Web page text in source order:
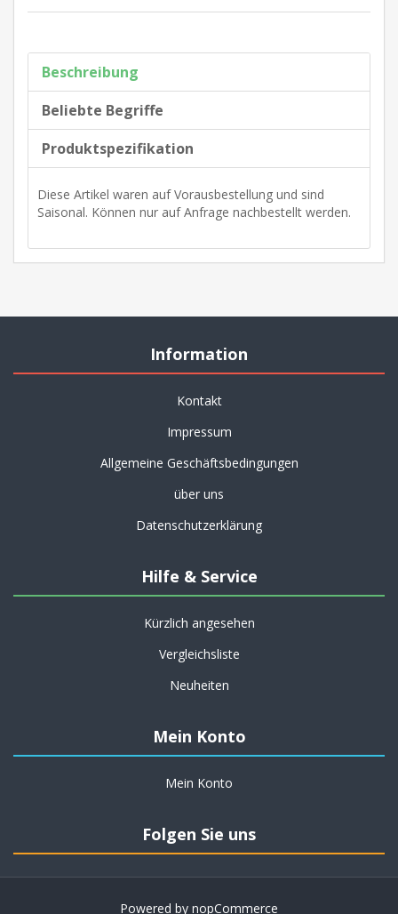
Beschreibung
Beliebte Begriffe
Produktspezifikation
Diese Artikel waren auf Vorausbestellung und sind
Saisonal. Können nur auf Anfrage nachbestellt werden.
Information
Kontakt
Impressum
Allgemeine Geschäftsbedingungen
über uns
Datenschutzerklärung
Hilfe & Service
Kürzlich angesehen
Vergleichsliste
Neuheiten
Mein Konto
Mein Konto
Folgen Sie uns
Powered by nopCommerce